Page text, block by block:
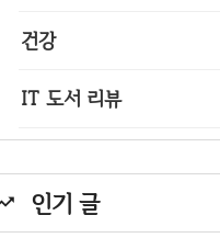
건강
IT 도서 리뷰
인기 글